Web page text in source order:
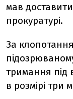
мав
прокуратурі.
За
тримання під
в розмірі три